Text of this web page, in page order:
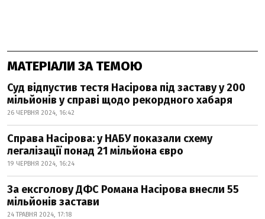
МАТЕРІАЛИ ЗА ТЕМОЮ
Суд відпустив тестя Насірова під заставу у 200
мільйонів у справі щодо рекордного хабаря
26 ЧЕРВНЯ 2024, 16:42
Справа Насірова: у НАБУ показали схему
легалізації понад 21 мільйона євро
19 ЧЕРВНЯ 2024, 16:24
За ексголову ДФС Романа Насірова внесли 55
мільйонів застави
24 ТРАВНЯ 2024, 17:18